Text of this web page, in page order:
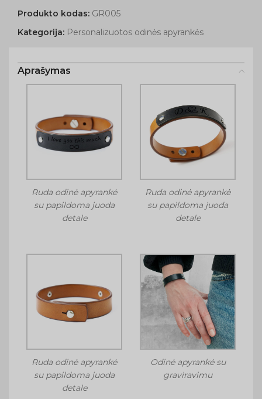
Produkto kodas: GR005
Kategorija: Personalizuotos odinės apyrankės
Aprašymas
Ruda odinė apyrankė
su papildoma juoda
detale
Ruda odinė apyrankė
su papildoma juoda
detale
Ruda odinė apyrankė
su papildoma juoda
detale
Odinė apyrankė su
graviravimu